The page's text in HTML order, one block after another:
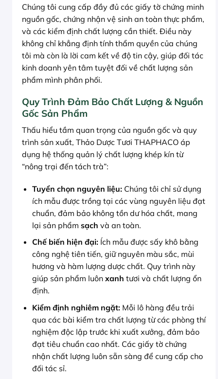
Chúng tôi cung cấp đầy đủ các giấy tờ chứng minh
nguồn gốc, chứng nhận vệ sinh an toàn thực phẩm,
và các kiểm định chất lượng cần thiết. Điều này
không chỉ khẳng định tính thẩm quyền của chúng
tôi mà còn là lời cam kết về độ tin cậy, giúp đối tác
kinh doanh yên tâm tuyệt đối về chất lượng sản
phẩm mình phân phối.
Quy Trình Đảm Bảo Chất Lượng & Nguồn
Gốc Sản Phẩm
Thấu hiểu tầm quan trọng của nguồn gốc và quy
trình sản xuất, Thảo Dược Tươi THAPHACO áp
dụng hệ thống quản lý chất lượng khép kín từ
“nông trại đến tách trà”:
Tuyển chọn nguyên liệu:Chúng tôi chỉ sử dụng
ích mẫu được trồng tại các vùng nguyên liệu đạt
chuẩn, đảm bảo không tồn dư hóa chất, mang
lại sản phẩm sạch và an toàn.
Chế biến hiện đại:Ích mẫu được sấy khô bằng
công nghệ tiên tiến, giữ nguyên màu sắc, mùi
hương và hàm lượng dược chất. Quy trình này
giúp sản phẩm luôn xanh tươi và chất lượng ổn
định.
Kiểm định nghiêm ngặt:Mỗi lô hàng đều trải
qua các bài kiểm tra chất lượng từ các phòng thí
nghiệm độc lập trước khi xuất xưởng, đảm bảo
đạt tiêu chuẩn cao nhất. Các giấy tờ chứng
nhận chất lượng luôn sẵn sàng để cung cấp cho
đối tác sỉ.